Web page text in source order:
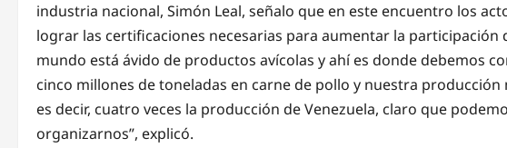
industria nacional, Simón Leal, señalo que en este encuentro los
lograr las certificaciones necesarias para aumentar la participación
mundo está ávido de productos avícolas y ahí es donde debemos
cinco millones de toneladas en carne de pollo y nuestra
es decir, cuatro veces la producción de Venezuela, claro que
organizarnos”, explicó.